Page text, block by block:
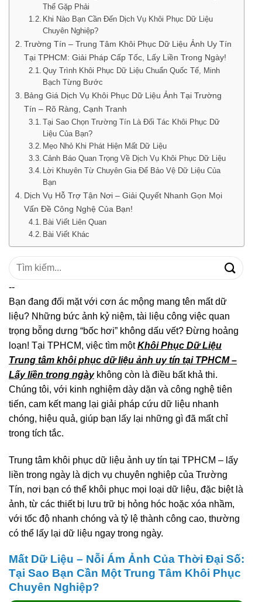
Thể Gặp Phải
Khi Nào Bạn Cần Đến Dịch Vụ Khôi Phục Dữ Liệu
Chuyên Nghiệp?
Trường Tín – Trung Tâm Khôi Phục Dữ Liệu Ảnh Uy Tín
Tại TPHCM: Giải Pháp Cấp Tốc, Lấy Liền Trong Ngày!
Quy Trình Khôi Phục Dữ Liệu Chuẩn Quốc Tế, Minh
Bạch Từng Bước
Bảng Giá Dịch Vụ Khôi Phục Dữ Liệu Ảnh Tại Trường
Tín – Rõ Ràng, Cạnh Tranh
Tại Sao Chọn Trường Tín Là Đối Tác Khôi Phục Dữ
Liệu Của Bạn?
Mẹo Nhỏ Khi Phát Hiện Mất Dữ Liệu
Cảnh Báo Quan Trọng Về Dịch Vụ Khôi Phục Dữ Liệu
Lời Khuyên Từ Chuyên Gia Để Bảo Vệ Dữ Liệu Của
Bạn
Dịch Vụ Hỗ Trợ Tận Nơi – Giải Quyết Nhanh Gọn Mọi
Vấn Đề Công Nghệ Của Bạn!
Bài Viết Liên Quan
Bài Viết Khác
Tìm
--
Bạn đang đối mặt với cơn ác mộng mang tên mất dữ
liệu? Những bức ảnh kỷ niệm, tài liệu công việc quan
trọng bỗng dưng “bốc hơi” không dấu vết? Đừng hoảng
loạn! Tại TPHCM, việc tìm mộtKhôi Phục Dữ Liệu
Trung tâm khôi phục dữ liệu ảnh uy tín tại TPHCM –
Lấy liền trong ngàykhông còn là điều bất khả thi.
Chúng tôi, với kinh nghiệm dày dặn và công nghệ tiên
tiến, cam kết mang lại giải pháp cứu dữ liệu nhanh
chóng, hiệu quả, giúp bạn lấy lại những gì đã mất chỉ
trong tích tắc.
Trung tâm khôi phục dữ liệu ảnh uy tín tại TPHCM – lấy
liền trong ngày là dịch vụ chuyên nghiệp của Trường
Tín, nơi bạn có thể khôi phục mọi loại dữ liệu, đặc biệt là
ảnh, từ các thiết bị lưu trữ bị hỏng hóc hoặc xóa nhầm,
với tốc độ nhanh chóng và tỷ lệ thành công cao, thường
có thể lấy lại dữ liệu ngay trong ngày.
Mất Dữ Liệu – Nỗi Ám Ảnh Của Thời Đại Số:
Tại Sao Bạn Cần Một Trung Tâm Khôi Phục
Chuyên Nghiệp?